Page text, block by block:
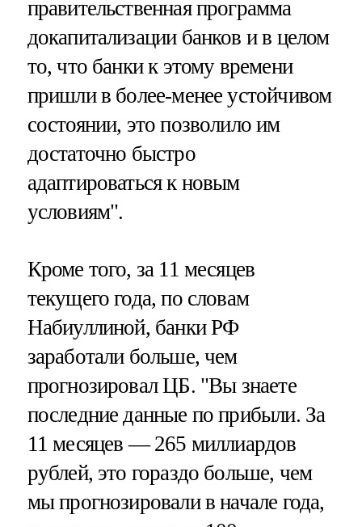
правительственная программа
докапитализации банков и в целом
то, что банки к этому времени
пришли в более-менее устойчивом
состоянии, это позволило им
достаточно быстро
адаптироваться к новым
условиям".
Кроме того, за 11 месяцев
текущего года, по словам
Набиуллиной, банки РФ
заработали больше, чем
прогнозировал ЦБ. "Вы знаете
последние данные по прибыли. За
11 месяцев — 265 миллиардов
рублей, это гораздо больше, чем
мы прогнозировали в начале года,